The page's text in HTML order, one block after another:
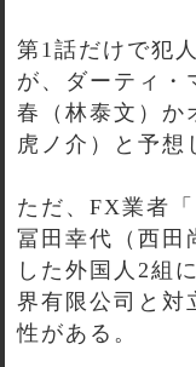
第1話だけで犯
が、ダーティ・
春（林泰文）か
虎ノ介）と予想
ただ、FX業者
冨田幸代（西田
した外国人2組
界有限公司と対
性がある。